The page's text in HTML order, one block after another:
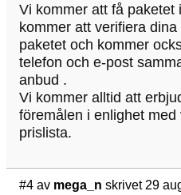
Vi kommer att få paketet
kommer att verifiera
paketet och kommer
telefon och e-post
anbud .
Vi kommer alltid att
föremålen i enlighet
prislista.
#4 av mega_n skrivet 29